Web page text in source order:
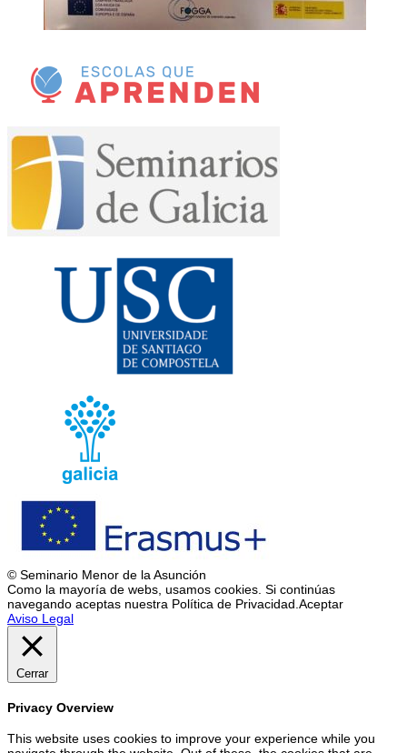
© Seminario Menor de la Asunción
Como la mayoría de webs, usamos cookies. Si continúas
navegando aceptas nuestra Política de Privacidad. Aceptar
Aviso Legal
Cerrar
Privacy Overview
This website uses cookies to improve your experience while you